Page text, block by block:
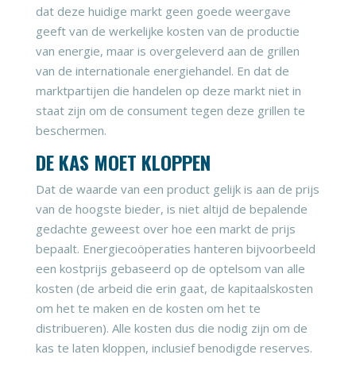
dat deze huidige markt geen goede weergave
geeft van de werkelijke kosten van de productie
van energie, maar is overgeleverd aan de grillen
van de internationale energiehandel. En dat de
marktpartijen die handelen op deze markt niet in
staat zijn om de consument tegen deze grillen te
beschermen.
DE KAS MOET KLOPPEN
Dat de waarde van een product gelijk is aan de prijs
van de hoogste bieder, is niet altijd de bepalende
gedachte geweest over hoe een markt de prijs
bepaalt. Energiecoöperaties hanteren bijvoorbeeld
een kostprijs gebaseerd op de optelsom van alle
kosten (de arbeid die erin gaat, de kapitaalskosten
om het te maken en de kosten om het te
distribueren). Alle kosten dus die nodig zijn om de
kas te laten kloppen, inclusief benodigde reserves.